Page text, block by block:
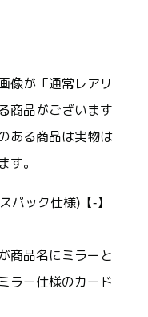
像が「通常レアリ
商品がございます
ある商品は実物は
す。
パック仕様)【-】
商品名にミラーと
ラー仕様のカード